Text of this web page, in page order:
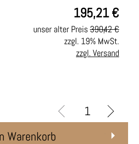
195,21€
unser alter Preis390,42 €
zzgl. 19% MwSt.
zzgl. Versand
Warenkorb